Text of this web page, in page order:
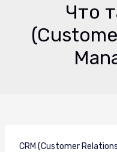
Что
CRM (Customer